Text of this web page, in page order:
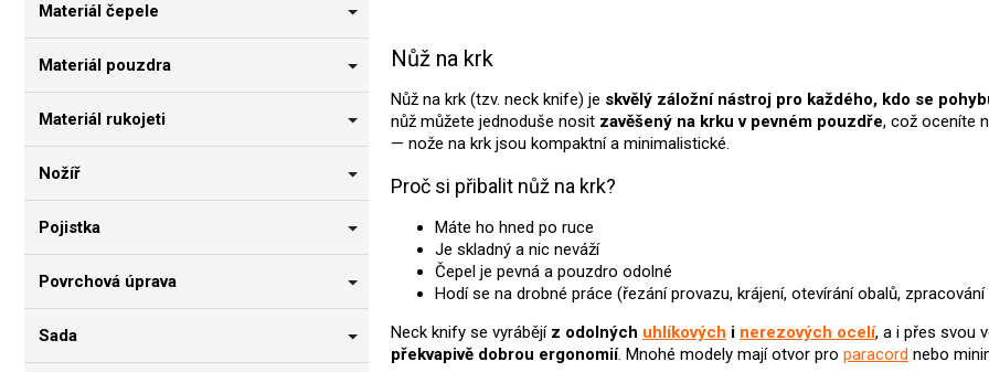
Materiál čepele
Materiál pouzdra
Materiál rukojeti
Nožíř
Pojistka
Povrchová úprava
Sada
d
a
v
p
i
Nůž na krk
Nůž na krk (tzv. neck knife) je skvělý záložní nástroj pro každého, kdo se
nůž můžete jednoduše nosit zavěšený na krku v pevném pouzdře, což oceníte
— nože na krk jsou kompaktní a minimalistické.
Proč si přibalit nůž na krk?
Máte ho hned po ruce
Je skladný a nic neváží
Čepel je pevná a pouzdro odolné
Hodí se na drobné práce (řezání provazu, krájení, otevírání obalů,
Neck knify se vyrábějí z odolných uhlíkových i nerezových ocelí, a i přes svou
překvapivě dobrou ergonomií. Mnohé modely mají otvor pro paracord nebo